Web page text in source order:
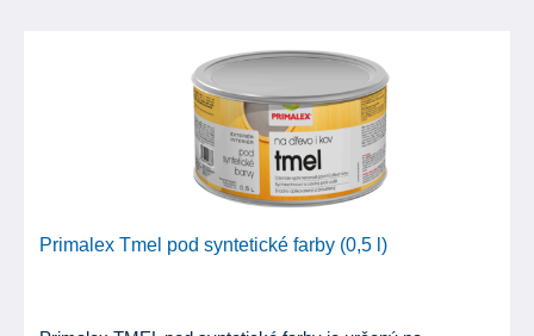
Primalex Tmel pod syntetické farby (0,5 l)